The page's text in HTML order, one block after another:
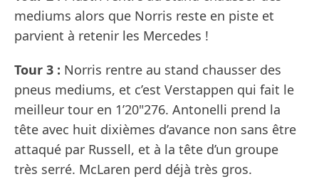
mediums alors que Norris reste en piste et
parvient à retenir les Mercedes !
Tour 3 : Norris rentre au stand chausser des
pneus mediums, et c’est Verstappen qui fait le
meilleur tour en 1’20"276. Antonelli prend la
tête avec huit dixièmes d’avance non sans être
attaqué par Russell, et à la tête d’un groupe
très serré. McLaren perd déjà très gros.